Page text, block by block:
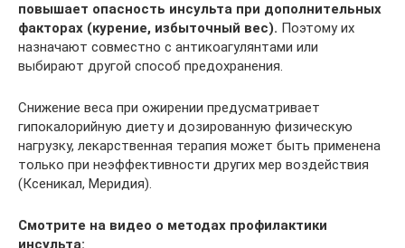
повышает опасность инсульта при дополнительных
факторах (курение, избыточный вес). Поэтому их
назначают совместно с антикоагулянтами или
выбирают другой способ предохранения.
Снижение веса при ожирении предусматривает
гипокалорийную диету и дозированную физическую
нагрузку, лекарственная терапия может быть применена
только при неэффективности других мер воздействия
(Ксеникал, Меридия).
Смотрите на видео о методах профилактики
инсульта: